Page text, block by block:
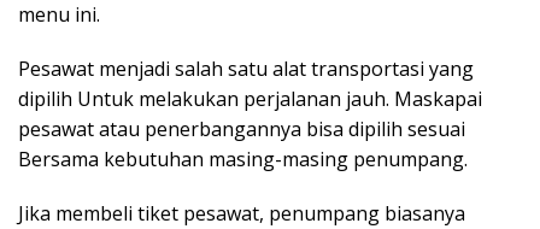
menu ini.
Pesawat menjadi salah satu alat transportasi yang
dipilih Untuk melakukan perjalanan jauh. Maskapai
pesawat atau penerbangannya bisa dipilih sesuai
Bersama kebutuhan masing-masing penumpang.
Jika membeli tiket pesawat, penumpang biasanya